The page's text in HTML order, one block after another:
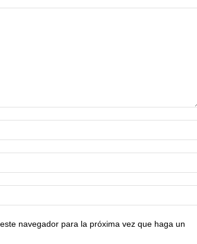
navegador para la próxima vez que haga un